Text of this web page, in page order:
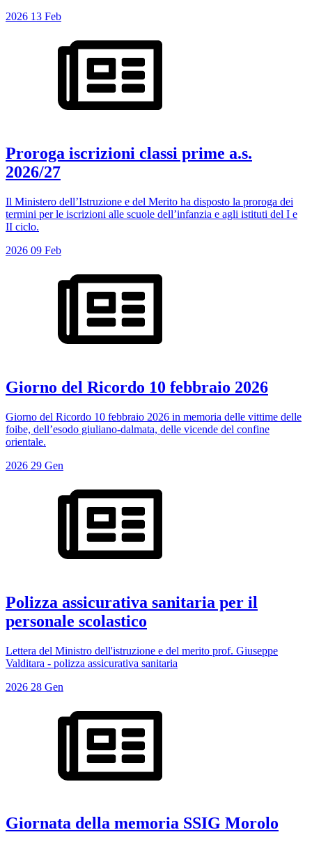
2026 13 Feb
Proroga iscrizioni classi prime a.s.
2026/27
Il Ministero dell’Istruzione e del Merito ha disposto la proroga dei
termini per le iscrizioni alle scuole dell’infanzia e agli istituti del I e
II ciclo.
2026 09 Feb
Giorno del Ricordo 10 febbraio 2026
Giorno del Ricordo 10 febbraio 2026 in memoria delle vittime delle
foibe, dell’esodo giuliano-dalmata, delle vicende del confine
orientale.
2026 29 Gen
Polizza assicurativa sanitaria per il
personale scolastico
Lettera del Ministro dell'istruzione e del merito prof. Giuseppe
Valditara - polizza assicurativa sanitaria
2026 28 Gen
Giornata della memoria SSIG Morolo